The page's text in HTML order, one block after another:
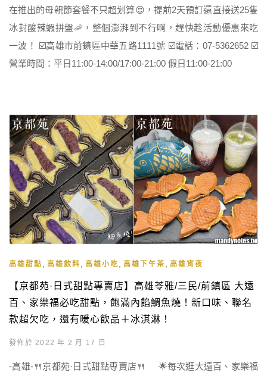
在推出的母親節套餐不只超划算😍，提前2天預訂還直接送25隻
冰封酸辣蝦拼盤🦐，整個澎湃到不行啊，趕快趁活動優惠來吃
一波！ ☑️高雄市前鎮區中華五路1111號 ☑️電話：07-5362652 ☑️
營業時間：平日11:00-14:00/17:00-21:00 假日11:00-21:00
高雄甜點 高雄飲料 高雄小吃 高雄下午茶 高雄宵夜
【京都苑·日式甜點專賣店】高雄苓雅/三民/前鎮區 大遠
百、家樂福必吃甜點，飽滿內餡鯛魚燒！新口味、聯名
款超欠吃，還有暖心飲品＋冰淇淋！
發佈於 2022 年 2 月 17 日
-高雄-🍴京都苑·日式甜點專賣店🍴 🌟每次逛大遠百、家樂福